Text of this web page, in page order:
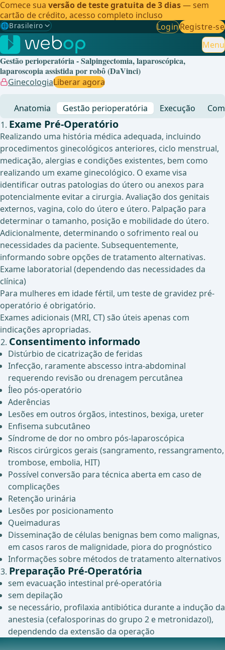
Comece sua versão de teste gratuita de 3 dias— sem
cartão de crédito, acesso completo incluso
🌐Brasileiro
Gewählte Sprache: Brasileiro
🇩🇪 Alemão
🇬🇧Inglês
🇪🇸Espanhol
🇧🇷Brasileiro ✓
LoginRegistre-se
Menu
Gestão perioperatória - Salpingectomia, laparoscópica,
laparoscopia assistida por robô (DaVinci)
GinecologiaLiberar agora
Anatomia Gestão perioperatória Execução
Exame Pré-Operatório
Realizando uma história médica adequada, incluindo
procedimentos ginecológicos anteriores, ciclo menstrual,
medicação, alergias e condições existentes, bem como
realizando um exame ginecológico. O exame visa
identificar outras patologias do útero ou anexos para
potencialmente evitar a cirurgia. Avaliação dos genitais
externos, vagina, colo do útero e útero. Palpação para
determinar o tamanho, posição e mobilidade do útero.
Adicionalmente, determinando o sofrimento real ou
necessidades da paciente. Subsequentemente,
informando sobre opções de tratamento alternativas.
Exame laboratorial (dependendo das necessidades da
clínica)
Para mulheres em idade fértil, um teste de gravidez pré-
operatório é obrigatório.
Exames adicionais (MRI, CT) são úteis apenas com
indicações apropriadas.
Consentimento informado
Distúrbio de cicatrização de feridas
Infecção, raramente abscesso intra-abdominal
requerendo revisão ou drenagem percutânea
Íleo pós-operatório
Aderências
Lesões em outros órgãos, intestinos, bexiga, ureter
Enfisema subcutâneo
Síndrome de dor no ombro pós-laparoscópica
Riscos cirúrgicos gerais (sangramento, ressangramento,
trombose, embolia, HIT)
Possível conversão para técnica aberta em caso de
complicações
Retenção urinária
Lesões por posicionamento
Queimaduras
Disseminação de células benignas bem como malignas,
em casos raros de malignidade, piora do prognóstico
Informações sobre métodos de tratamento alternativos
Preparação Pré-Operatória
sem evacuação intestinal pré-operatória
sem depilação
se necessário, profilaxia antibiótica durante a indução da
anestesia (cefalosporinas do grupo 2 e metronidazol),
dependendo da extensão da operação
Manejo Pós-Operatório